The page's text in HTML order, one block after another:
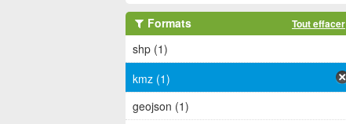
Formats Tout effacer
shp (1)
kmz (1)
geojson (1)